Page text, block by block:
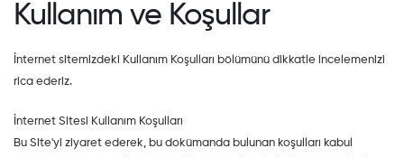
Kullanım ve Koşullar
İnternet sitemizdeki Kullanım Koşulları bölümünü dikkatle incelemenizi
rica ederiz.
İnternet Sitesi Kullanım Koşulları
Bu Site'yi ziyaret ederek, bu dokümanda bulunan koşulları kabul